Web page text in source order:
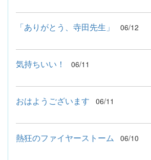
「ありがとう、寺田先生」 06/12
気持ちいい！ 06/11
おはようございます 06/11
熱狂のファイヤーストーム 06/10